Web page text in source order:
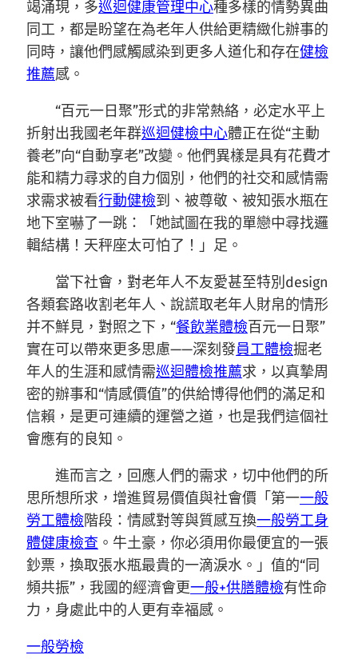
竭涌現，多巡迴健康管理中心種多樣的情勢異曲
同工，都是盼望在為老年人供給更精緻化辦事的
同時，讓他們感觸感染到更多人道化和存在健檢
推薦感。
“百元一日聚”形式的非常熱絡，必定水平上
折射出我國老年群巡迴健檢中心體正在從“主動
養老”向“自動享老”改變。他們異樣是具有花費才
能和精力尋求的自力個別，他們的社交和感情需
求需求被看行動健檢到、被尊敬、被知張水瓶在
地下室嚇了一跳：「她試圖在我的單戀中尋找邏
輯結構！天秤座太可怕了！」足。
當下社會，對老年人不友愛甚至特別design
各類套路收割老年人、說謊取老年人財帛的情形
并不鮮見，對照之下，“餐飲業體檢百元一日聚”
實在可以帶來更多思慮——深刻發員工體檢掘老
年人的生涯和感情需巡迴體檢推薦求，以真摯周
密的辦事和“情感價值”的供給博得他們的滿足和
信賴，是更可連續的運營之道，也是我們這個社
會應有的良知。
進而言之，回應人們的需求，切中他們的所
思所想所求，增進貿易價值與社會價「第一一般
勞工體檢階段：情感對等與質感互換一般勞工身
體健康檢查 。牛土豪，你必須用你最便宜的一張
鈔票，換取張水瓶最貴的一滴淚水。」值的“同
頻共振”，我國的經濟會更一般+供膳體檢有性命
力，身處此中的人更有幸福感。
一般勞檢